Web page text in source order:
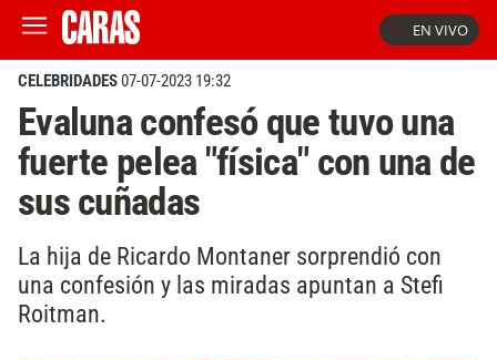
EN VIVO
CELEBRIDADES07-07-2023 19:32
Evaluna confesó que tuvo una
fuerte pelea "física" con una de
sus cuñadas
La hija de Ricardo Montaner sorprendió con
una confesión y las miradas apuntan a Stefi
Roitman.